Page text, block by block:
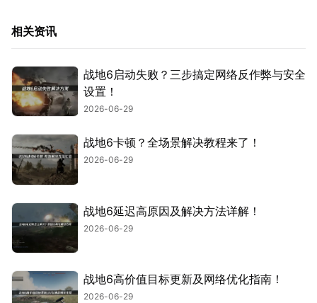
相关资讯
战地6启动失败？三步搞定网络反作弊与安全
设置！
2026-06-29
战地6卡顿？全场景解决教程来了！
2026-06-29
战地6延迟高原因及解决方法详解！
2026-06-29
战地6高价值目标更新及网络优化指南！
2026-06-29